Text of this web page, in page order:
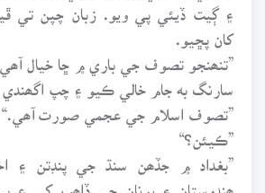
۽ ڳيت ڏيئي پي ويو. زبان چپن تي
کان پڇيو.
”تنھنجو تصوف جي باري ۾ ڇا خيال
سارنگ به جام خالي ڪيو ۽ چپ اگھندي
”تصوف اسلام جي عجمي صورت آھي.“
”ڪيئن؟“
”بغداد ۾ جڏھن سنڌ جي پنڊتن ۽
ھندوستان ۽ يونان جي ڏاھپ کي